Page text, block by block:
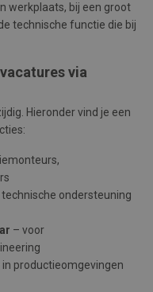
werkplaats, bij een groot
technische functie die bij
via
Hieronder vind je een
ondersteuning
– voor
in productieomgevingen